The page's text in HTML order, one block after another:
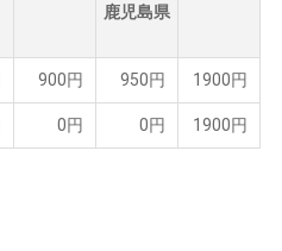
鹿児島県
900円 950円 1900円
0円 0円 1900円